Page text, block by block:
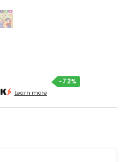
Learn more
-72%